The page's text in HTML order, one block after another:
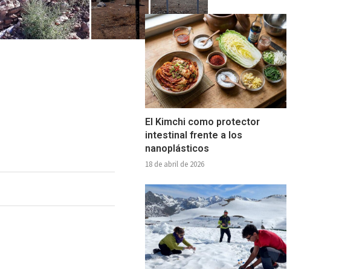
El Kimchi como protector
intestinal frente a los
nanoplásticos
18 de abril de 2026